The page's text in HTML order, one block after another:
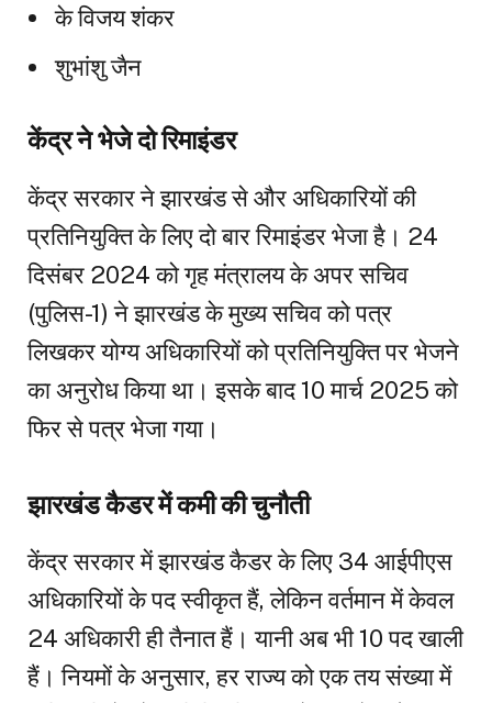
के विजय शंकर
शुभांशु जैन
केंद्र ने भेजे दो रिमाइंडर
केंद्र सरकार ने झारखंड से और अधिकारियों की
प्रतिनियुक्ति के लिए दो बार रिमाइंडर भेजा है। 24
दिसंबर 2024 को गृह मंत्रालय के अपर सचिव
(पुलिस-1) ने झारखंड के मुख्य सचिव को पत्र
लिखकर योग्य अधिकारियों को प्रतिनियुक्ति पर भेजने
का अनुरोध किया था। इसके बाद 10 मार्च 2025 को
फिर से पत्र भेजा गया।
झारखंड कैडर में कमी की चुनौती
केंद्र सरकार में झारखंड कैडर के लिए 34 आईपीएस
अधिकारियों के पद स्वीकृत हैं, लेकिन वर्तमान में केवल
24 अधिकारी ही तैनात हैं। यानी अब भी 10 पद खाली
हैं। नियमों के अनुसार, हर राज्य को एक तय संख्या में